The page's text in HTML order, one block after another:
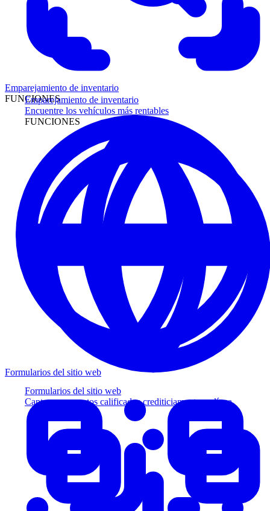
Emparejamiento de inventario
Encuentre los vehículos más rentables
FUNCIONES
Formularios del sitio web
Capture prospectos calificados crediticiamente en línea
Emparejamiento de inventario
FUNCIONES
Formularios del sitio web